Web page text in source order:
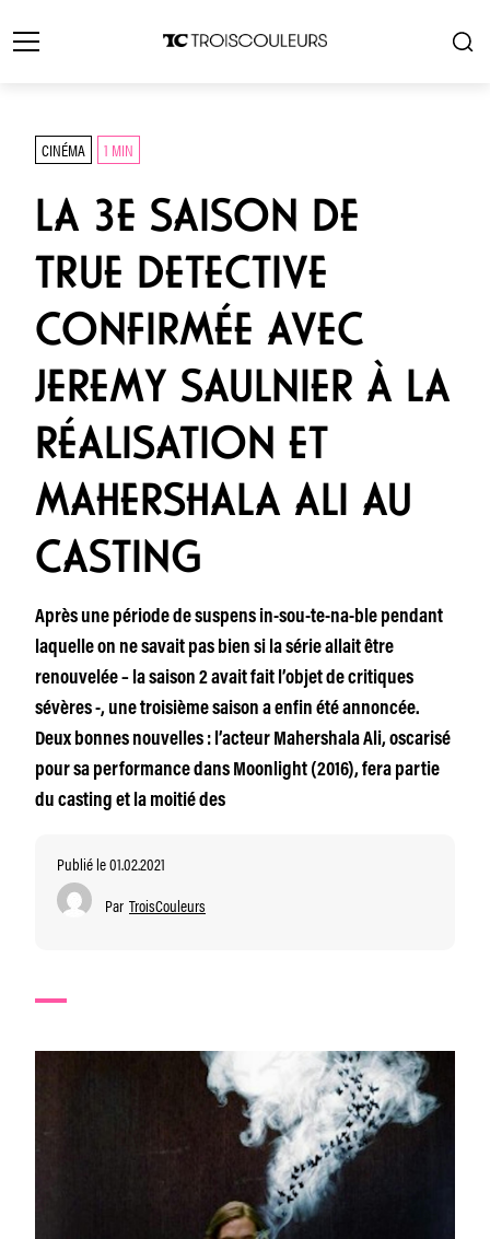
CINÉMA 1 MIN
LA 3E SAISON DE
TRUE DETECTIVE
CONFIRMÉE AVEC
JEREMY SAULNIER À LA
RÉALISATION ET
MAHERSHALA ALI AU
CASTING
Après une période de suspens in-sou-te-na-ble pendant
laquelle on ne savait pas bien si la série allait être
renouvelée – la saison 2 avait fait l’objet de critiques
sévères -, une troisième saison a enfin été annoncée.
Deux bonnes nouvelles : l’acteur Mahershala Ali, oscarisé
pour sa performance dans Moonlight (2016), fera partie
du casting et la moitié des
Publié le 01.02.2021
Par TroisCouleurs